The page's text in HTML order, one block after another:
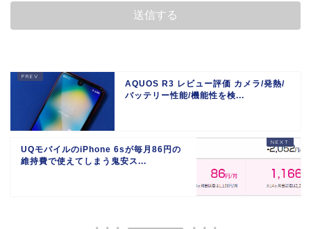
AQUOS R3 レビュー評価 カメラ/発熱/
バッテリー性能/機能性を検...
UQモバイルのiPhone 6sが毎月86円の
維持費で使えてしまう鬼安ス...